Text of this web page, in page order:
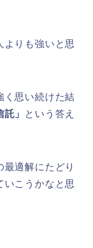
よりも強いと思
く思い続けた結
託」
という答え
適解にたどり
いこうかなと思